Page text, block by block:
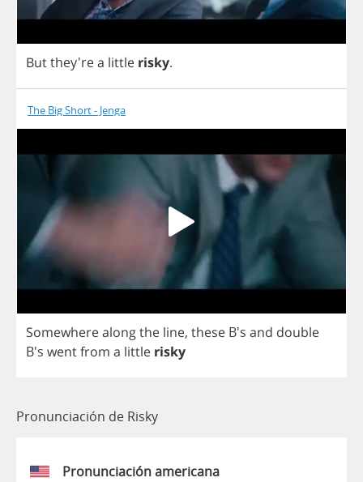
Butthey'rea little risky.
The Big Short - Jenga
Somewherealongthe line, these B's and double
B's wentfrom a little risky
Pronunciación de Risky
Pronunciación americana